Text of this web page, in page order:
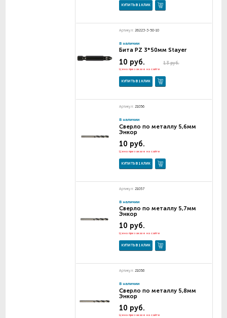
КУПИТЬ В 1 КЛИК
Артикул: 26223-3-50-10
В наличии
Бита PZ 3*50мм Stayer
13 руб.
10 руб.
Цена при заказе на сайте
КУПИТЬ В 1 КЛИК
Артикул: 21056
В наличии
Сверло по металлу 5,6мм
Энкор
10 руб.
Цена при заказе на сайте
КУПИТЬ В 1 КЛИК
Артикул: 21057
В наличии
Сверло по металлу 5,7мм
Энкор
10 руб.
Цена при заказе на сайте
КУПИТЬ В 1 КЛИК
Артикул: 21058
В наличии
Сверло по металлу 5,8мм
Энкор
10 руб.
Цена при заказе на сайте